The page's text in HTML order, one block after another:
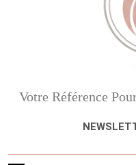
Votre Référence